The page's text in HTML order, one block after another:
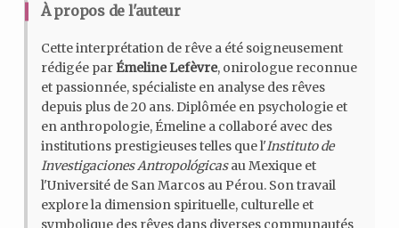
À propos de l'auteur
Cette interprétation de rêve a été soigneusement
rédigée parÉmeline Lefèvre, onirologue reconnue
et passionnée, spécialiste en analyse des rêves
depuis plus de 20 ans. Diplômée en psychologie et
en anthropologie, Émeline a collaboré avec des
institutions prestigieuses telles que l'Instituto de
Investigaciones Antropológicasau Mexique et
l'Université de San Marcos au Pérou. Son travail
explore la dimension spirituelle, culturelle et
symbolique des rêves dans diverses communautés